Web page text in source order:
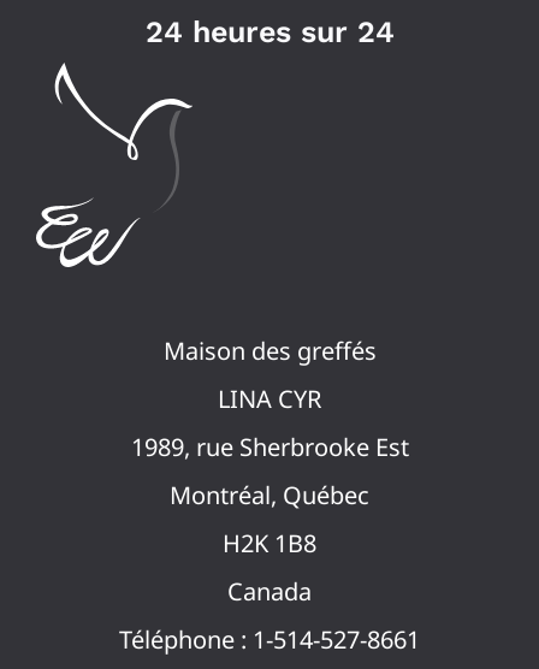
24 heures sur 24
Maison des greffés
LINA CYR
1989, rue Sherbrooke Est
Montréal, Québec
H2K 1B8
Canada
Téléphone : 1-514-527-8661